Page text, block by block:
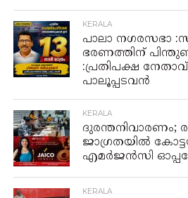
KERALA
പാലാ നഗരസഭാ
ഭരണത്തിന്
:പ്രതിപക്ഷ
പാലൂപ്പടവൻ
KERALA
ദുരന്തനിവാരണം;
ജാഗ്രതയില്‍
എമര്‍ജന്‍സി
KERALA